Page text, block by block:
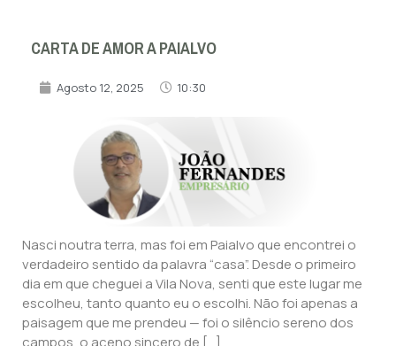
CARTA DE AMOR A PAIALVO
Agosto 12, 2025 10:30
Nasci noutra terra, mas foi em Paialvo que encontrei o
verdadeiro sentido da palavra “casa”. Desde o primeiro
dia em que cheguei a Vila Nova, senti que este lugar me
escolheu, tanto quanto eu o escolhi. Não foi apenas a
paisagem que me prendeu — foi o silêncio sereno dos
campos, o aceno sincero de […]